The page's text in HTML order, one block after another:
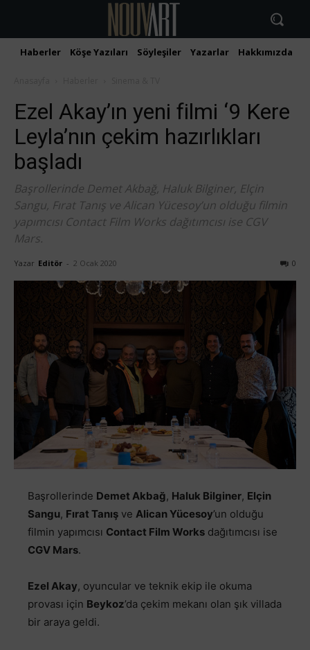
Haberler Köşe Yazıları Söyleşiler Yazarlar Hakkımızda
Ezel Akay’ın yeni filmi ‘9 Kere
Leyla’nın çekim hazırlıkları
başladı
Başrollerinde Demet Akbağ, Haluk Bilginer, Elçin
Sangu, Fırat Tanış ve Alican Yücesoy’un olduğu filmin
yapımcısı Contact Film Works dağıtımcısı ise CGV
Mars.
Yazar Editör - 2 Ocak 2020 0
Başrollerinde Demet Akbağ, Haluk Bilginer, Elçin
Sangu, Fırat Tanış ve Alican Yücesoy’un olduğu
filmin yapımcısı Contact Film Works dağıtımcısı ise
CGV Mars.
Ezel Akay, oyuncular ve teknik ekip ile okuma
provası için Beykoz’da çekim mekanı olan şık villada
bir araya geldi.